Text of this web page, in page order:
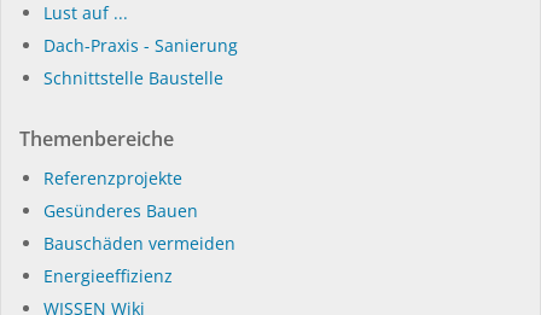
Lust auf ...
Dach-Praxis - Sanierung
Schnittstelle Baustelle
Themenbereiche
Referenzprojekte
Gesünderes Bauen
Bauschäden vermeiden
Energieeffizienz
WISSEN Wiki